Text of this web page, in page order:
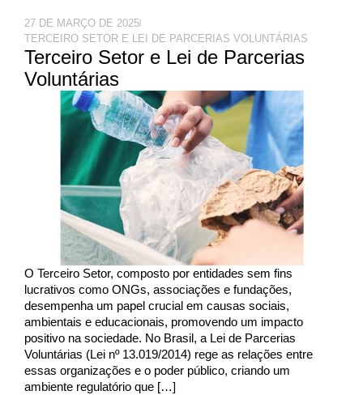
27 DE MARÇO DE 2025
TERCEIRO SETOR E LEI DE PARCERIAS VOLUNTÁRIAS
Terceiro Setor e Lei de Parcerias
Voluntárias
O Terceiro Setor, composto por entidades sem fins
lucrativos como ONGs, associações e fundações,
desempenha um papel crucial em causas sociais,
ambientais e educacionais, promovendo um impacto
positivo na sociedade. No Brasil, a Lei de Parcerias
Voluntárias (Lei nº 13.019/2014) rege as relações entre
essas organizações e o poder público, criando um
ambiente regulatório que […]